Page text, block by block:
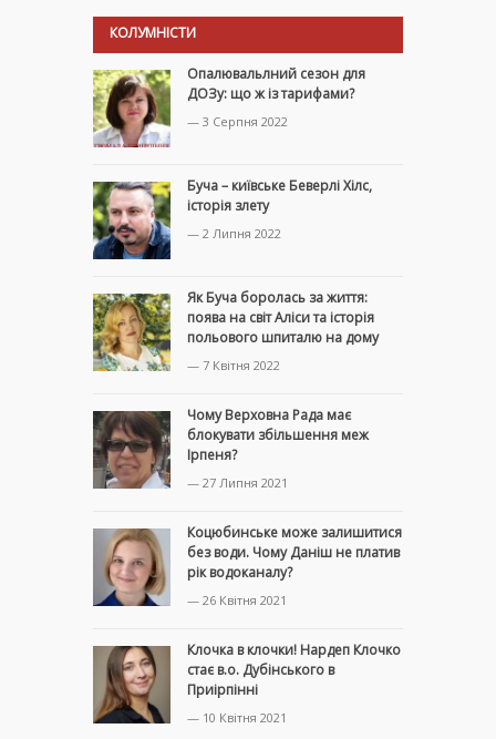
КОЛУМНІСТИ
Опалювальлний сезон для
ДОЗу: що ж із тарифами?
— 3 Серпня 2022
Буча – київське Беверлі Хілс,
історія злету
— 2 Липня 2022
Як Буча боролась за життя:
поява на світ Аліси та історія
польового шпиталю на дому
— 7 Квітня 2022
Чому Верховна Рада має
блокувати збільшення меж
Ірпеня?
— 27 Липня 2021
Коцюбинське може залишитися
без води. Чому Даніш не платив
рік водоканалу?
— 26 Квітня 2021
Клочка в клочки! Нардеп Клочко
стає в.о. Дубінського в
Приірпінні
— 10 Квітня 2021